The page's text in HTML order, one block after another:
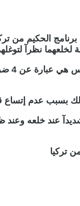
الحكيم من
نظرآ
كما
بسبب عدم إتساع
عند خلعه وعند
تركيا